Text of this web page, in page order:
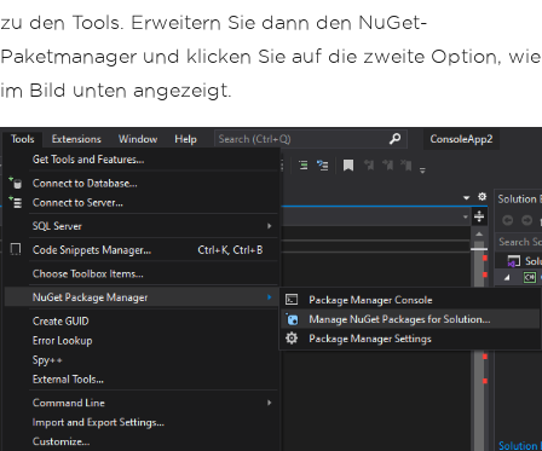
zu den Tools. Erweitern Sie dann den NuGet-
Paketmanager und klicken Sie auf die zweite Option, wie
im Bild unten angezeigt.